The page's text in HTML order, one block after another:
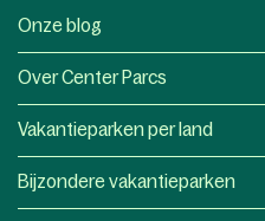
Onze blog
Over Center Parcs
Vakantieparken per land
Bijzondere vakantieparken